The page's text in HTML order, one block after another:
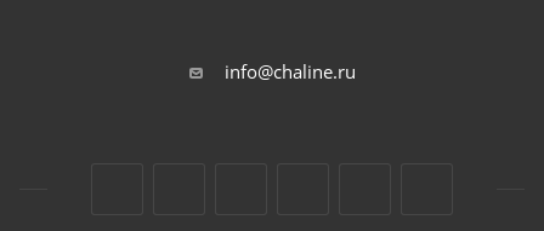
info@chaline.ru